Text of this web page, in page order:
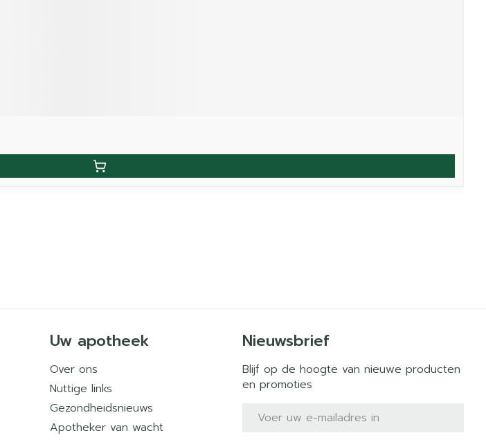
Uw apotheek
Over ons
Nuttige links
Gezondheidsnieuws
Apotheker van wacht
Nieuwsbrief
Blijf op de hoogte van nieuwe producten
en promoties
E-mail adres